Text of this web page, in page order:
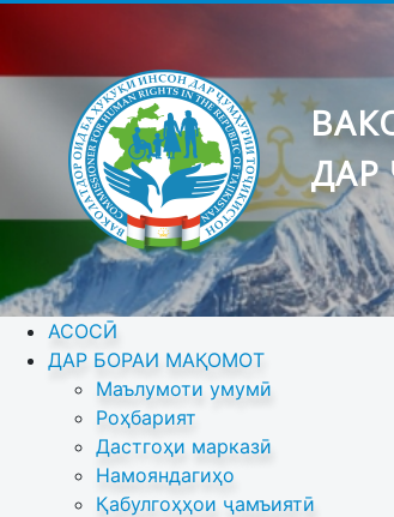
ДАР
АСОСӢ
ДАР БОРАИ МАҚОМОТ
Маълумоти умумӣ
Роҳбарият
Дастгоҳи марказӣ
Намояндагиҳо
Қабулгоҳҳои ҷамъиятӣ